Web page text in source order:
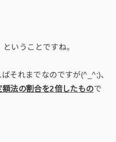
うことですね。
それまでなのですが(^_^;)、
額法の割合を2倍したもので